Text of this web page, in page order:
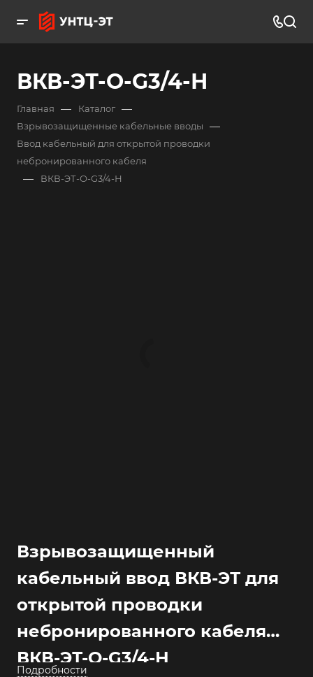
ВКВ-ЭТ-О-G3/4-Н
Главная — Каталог —
Взрывозащищенные кабельные вводы —
Ввод кабельный для открытой проводки
небронированного кабеля
— ВКВ-ЭТ-О-G3/4-Н
Взрывозащищенный
кабельный ввод ВКВ-ЭТ для
открытой проводки
небронированного кабеля
ВКВ-ЭТ-О-G3/4-Н
Подробности